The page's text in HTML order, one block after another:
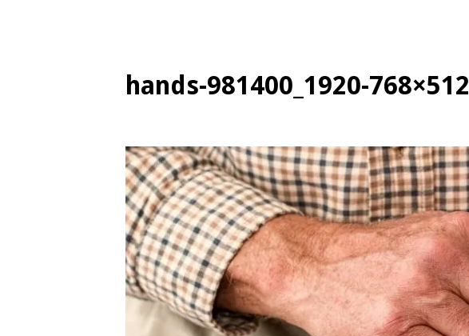
hands-981400_1920-768×512